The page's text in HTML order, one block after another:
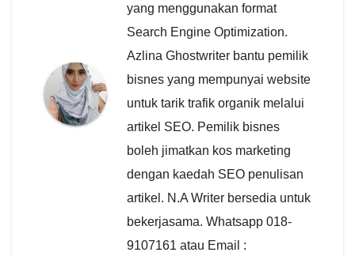
yang menggunakan format
Search Engine Optimization.
Azlina Ghostwriter bantu pemilik
bisnes yang mempunyai website
untuk tarik trafik organik melalui
artikel SEO. Pemilik bisnes
boleh jimatkan kos marketing
dengan kaedah SEO penulisan
artikel. N.A Writer bersedia untuk
bekerjasama. Whatsapp 018-
9107161 atau Email :